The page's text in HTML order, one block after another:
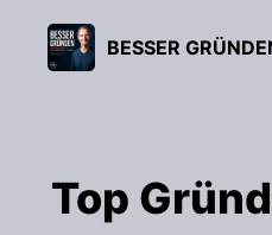
Top